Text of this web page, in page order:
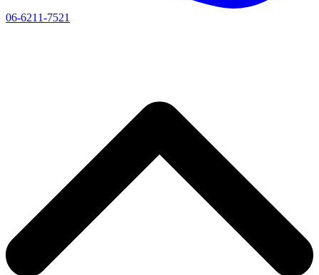
06-6211-7521